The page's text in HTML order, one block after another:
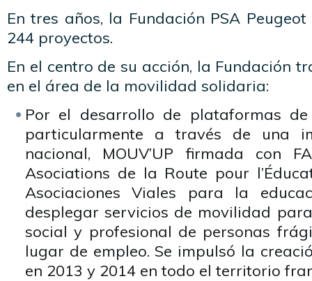
En tres años, la Fundación PSA
244 proyectos.
En el centro de su acción, la Fundación
en el área de la movilidad solidaria:
Por el desarrollo de plataformas
particularmente a través de una
nacional, MOUV’UP firmada con
Asociations de la Route pour
Asociaciones Viales para la
desplegar servicios de movilidad
social y profesional de personas
lugar de empleo. Se impulsó la
en 2013 y 2014 en todo el territorio